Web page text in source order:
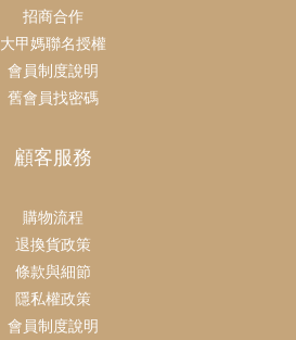
招商合作
大甲媽聯名授權
會員制度說明
舊會員找密碼
顧客服務
購物流程
退換貨政策
條款與細節
隱私權政策
會員制度說明